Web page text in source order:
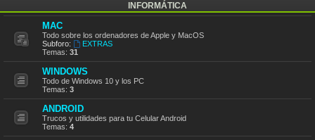
INFORMÁTICA
MAC
Todo sobre los ordenadores de Apple y MacOS
Subforo:
EXTRAS
Temas: 31
WINDOWS
Todo de Windows 10 y los PC
Temas: 3
ANDROID
Trucos y utilidades para tu Celular Android
Temas: 4